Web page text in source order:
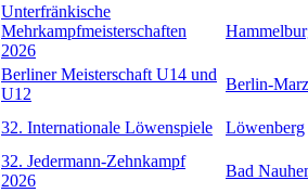
Unterfränkische
Mehrkampfmeisterschaften
2026
Berliner Meisterschaft U14 und
U12
Berlin-
32. Internationale Löwenspiele
Löwenberg
32. Jedermann-Zehnkampf
2026
Bad